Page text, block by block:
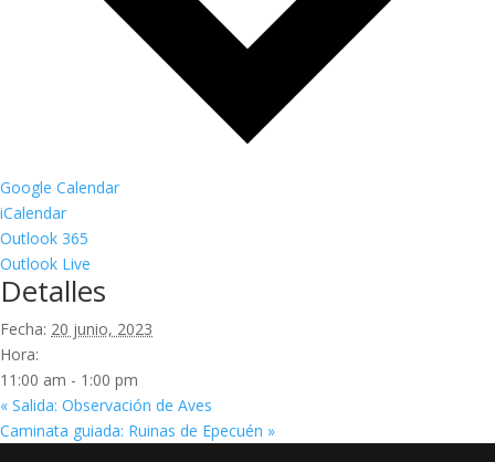
Google Calendar
iCalendar
Outlook 365
Outlook Live
Detalles
Fecha: 20 junio, 2023
Hora:
11:00 am - 1:00 pm
« Salida: Observación de Aves
Caminata guiada: Ruinas de Epecuén »